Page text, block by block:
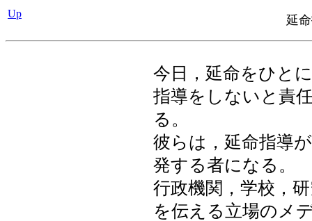
Up 延
今日，延命をひと
指導をしないと責
る。
彼らは，延命指導
発する者になる。
行政機関，学校，
を伝える立場のメ